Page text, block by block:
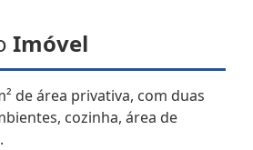
Imóvel
de área privativa, com duas
cozinha, área de